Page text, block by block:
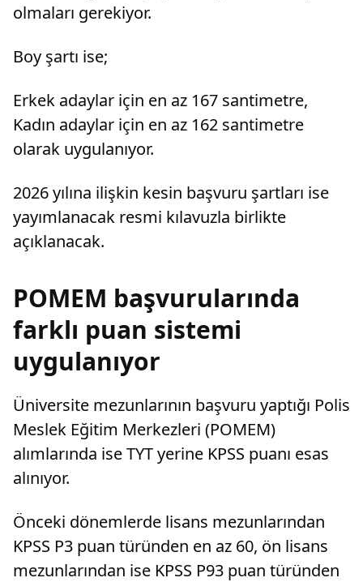
olmaları gerekiyor.
Boy şartı ise;
Erkek adaylar için en az 167 santimetre,
Kadın adaylar için en az 162 santimetre
olarak uygulanıyor.
2026 yılına ilişkin kesin başvuru şartları ise
yayımlanacak resmi kılavuzla birlikte
açıklanacak.
POMEM başvurularında
farklı puan sistemi
uygulanıyor
Üniversite mezunlarının başvuru yaptığı Polis
Meslek Eğitim Merkezleri (POMEM)
alımlarında ise TYT yerine KPSS puanı esas
alınıyor.
Önceki dönemlerde lisans mezunlarından
KPSS P3 puan türünden en az 60, ön lisans
mezunlarından ise KPSS P93 puan türünden